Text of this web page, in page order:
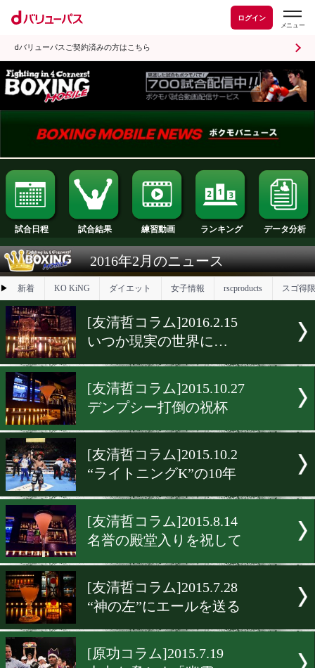
ログイン
dバリューパスご契約済みの方はこちら
試合日程 試合結果 練習動画 ランキング
2016年2月のニュース
▶ 新着 KO KiNG ダイエット 女子情報
[友清哲コラム]2016.2.15
いつか現実の世界に…
[友清哲コラム]2015.10.27
[友清哲コラム]2015.10.2
“ライトニングK”の10年
[友清哲コラム]2015.8.14
名誉の殿堂入りを祝して